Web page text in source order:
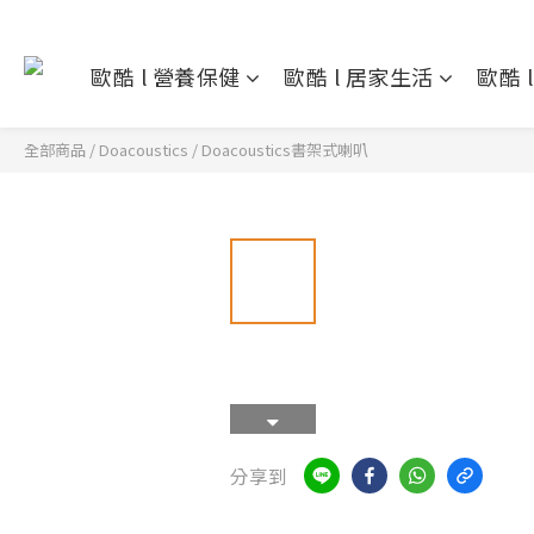
歐酷 l 營養保健 歐酷 l 居家生活 歐酷
全部商品 / Doacoustics / Doacoustics書架式喇叭
分享到